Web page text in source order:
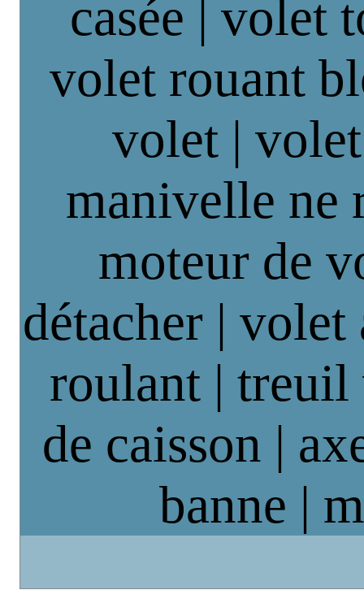
casée | volet
volet rouant
volet |
manivelle ne
moteur de
détacher | volet
roulant |
de caisson |
banne |